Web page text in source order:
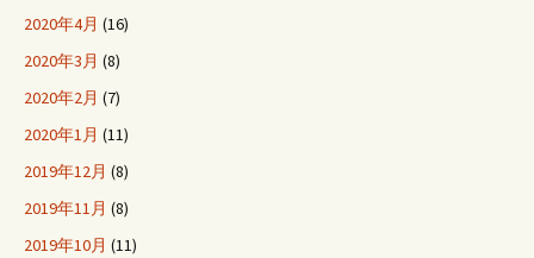
2020年4月 (16)
2020年3月 (8)
2020年2月 (7)
2020年1月 (11)
2019年12月 (8)
2019年11月 (8)
2019年10月 (11)